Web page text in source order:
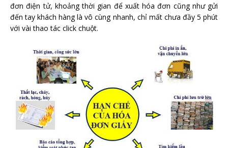
đơn điện tử, khoảng thời gian để xuất hóa đơn cũng như gửi
đến tay khách hàng là vô cùng nhanh, chỉ mất chưa đầy 5 phút
với vài thao tác click chuột.